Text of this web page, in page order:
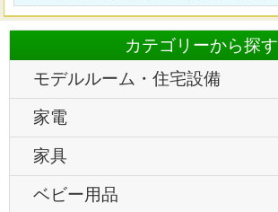
カテゴリーから探す
モデルルーム・住宅設備
家電
家具
ベビー用品